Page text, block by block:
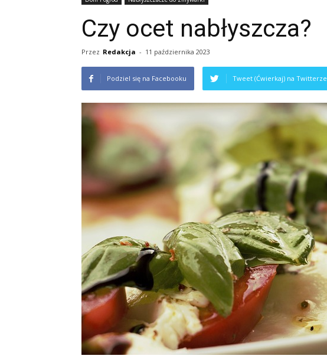
Czy ocet nabłyszcza?
Przez Redakcja - 11 października 2023
Podziel się na Facebooku Tweet (Ćwierkaj) na Twitterze